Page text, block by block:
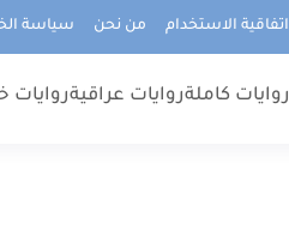
اتفاقية الاستخدام من نحن سياسة
روايات كاملةروايات عراقيةروايات